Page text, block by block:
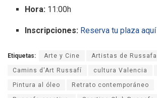
Hora: 11:00h
Inscripciones: Reserva tu plaza aquí
Etiquetas: Arte y Cine Artistas de Russafa
Camins d'Art Russafí cultura Valencia
Pintura al óleo Retrato contemporáneo